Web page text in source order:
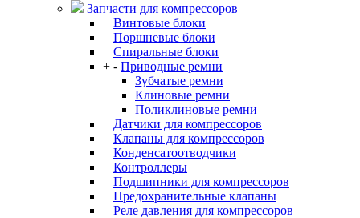
Запчасти для компрессоров
Винтовые блоки
Поршневые блоки
Спиральные блоки
+ - Приводные ремни
Зубчатые ремни
Клиновые ремни
Поликлиновые ремни
Датчики для компрессоров
Клапаны для компрессоров
Конденсатоотводчики
Контроллеры
Подшипники для компрессоров
Предохранительные клапаны
Реле давления для компрессоров